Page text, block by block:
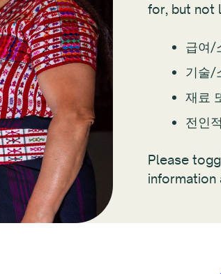
for, but not
급여/
기술/
재료
전인
Please
information